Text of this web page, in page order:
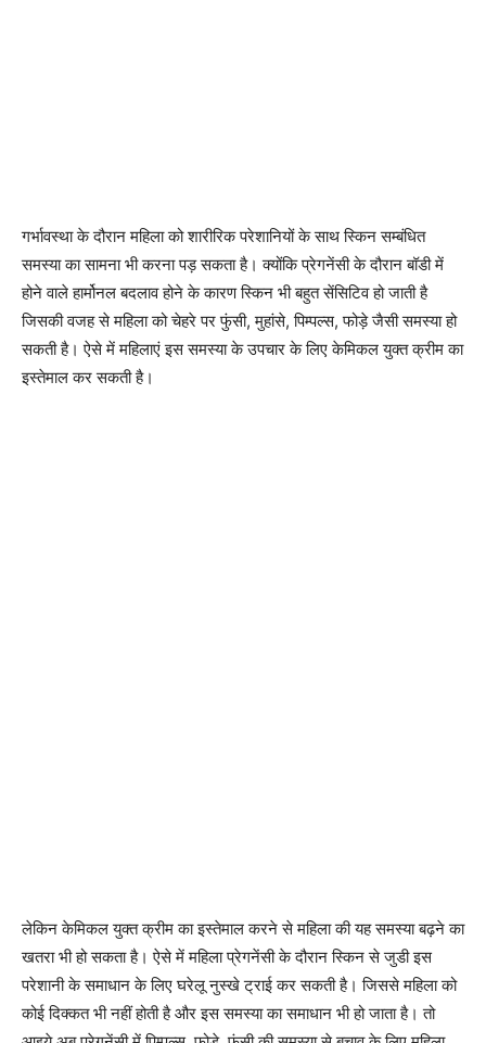
गर्भावस्था के दौरान महिला को शारीरिक परेशानियों के साथ स्किन सम्बंधित
समस्या का सामना भी करना पड़ सकता है। क्योंकि प्रेगनेंसी के दौरान बॉडी में
होने वाले हार्मोनल बदलाव होने के कारण स्किन भी बहुत सेंसिटिव हो जाती है
जिसकी वजह से महिला को चेहरे पर फुंसी, मुहांसे, पिम्पल्स, फोड़े जैसी समस्या हो
सकती है। ऐसे में महिलाएं इस समस्या के उपचार के लिए केमिकल युक्त क्रीम का
इस्तेमाल कर सकती है।
लेकिन केमिकल युक्त क्रीम का इस्तेमाल करने से महिला की यह समस्या बढ़ने का
खतरा भी हो सकता है। ऐसे में महिला प्रेगनेंसी के दौरान स्किन से जुडी इस
परेशानी के समाधान के लिए घरेलू नुस्खे ट्राई कर सकती है। जिससे महिला को
कोई दिक्कत भी नहीं होती है और इस समस्या का समाधान भी हो जाता है। तो